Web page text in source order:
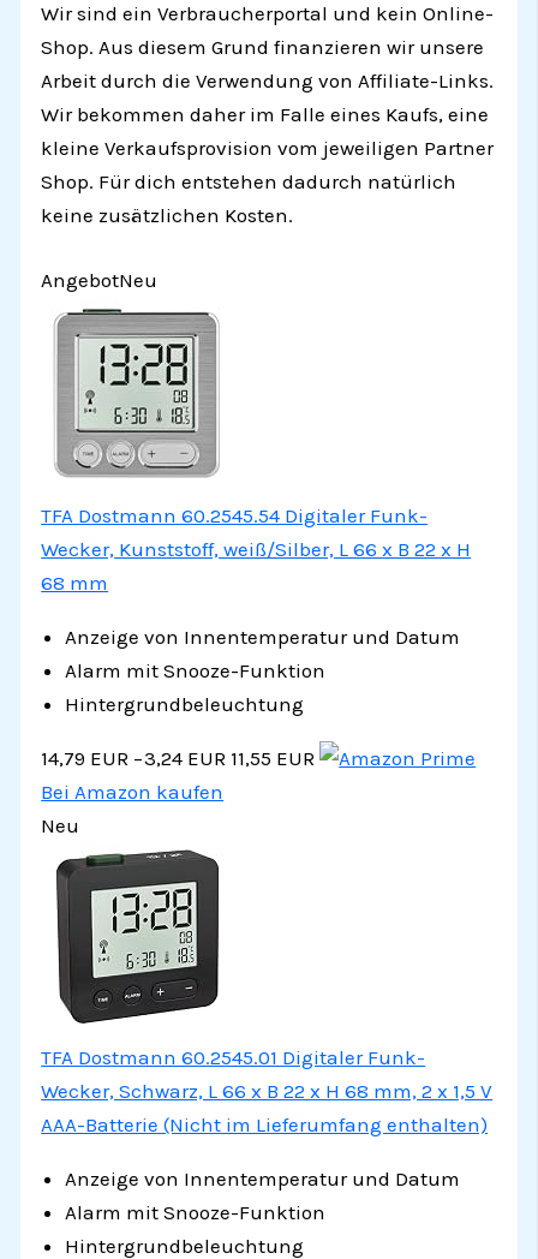
Wir sind ein Verbraucherportal und kein Online-
Shop. Aus diesem Grund finanzieren wir unsere
Arbeit durch die Verwendung von Affiliate-Links.
Wir bekommen daher im Falle eines Kaufs, eine
kleine Verkaufsprovision vom jeweiligen Partner
Shop. Für dich entstehen dadurch natürlich
keine zusätzlichen Kosten.
AngebotNeu
TFA Dostmann 60.2545.54 Digitaler Funk-
Wecker, Kunststoff, weiß/Silber, L 66 x B 22 x H
68 mm
Anzeige von Innentemperatur und Datum
Alarm mit Snooze-Funktion
Hintergrundbeleuchtung
14,79 EUR −3,24 EUR 11,55 EUR
Bei Amazon kaufen
Neu
TFA Dostmann 60.2545.01 Digitaler Funk-
Wecker, Schwarz, L 66 x B 22 x H 68 mm, 2 x 1,5 V
AAA-Batterie (Nicht im Lieferumfang enthalten)
Anzeige von Innentemperatur und Datum
Alarm mit Snooze-Funktion
Hintergrundbeleuchtung